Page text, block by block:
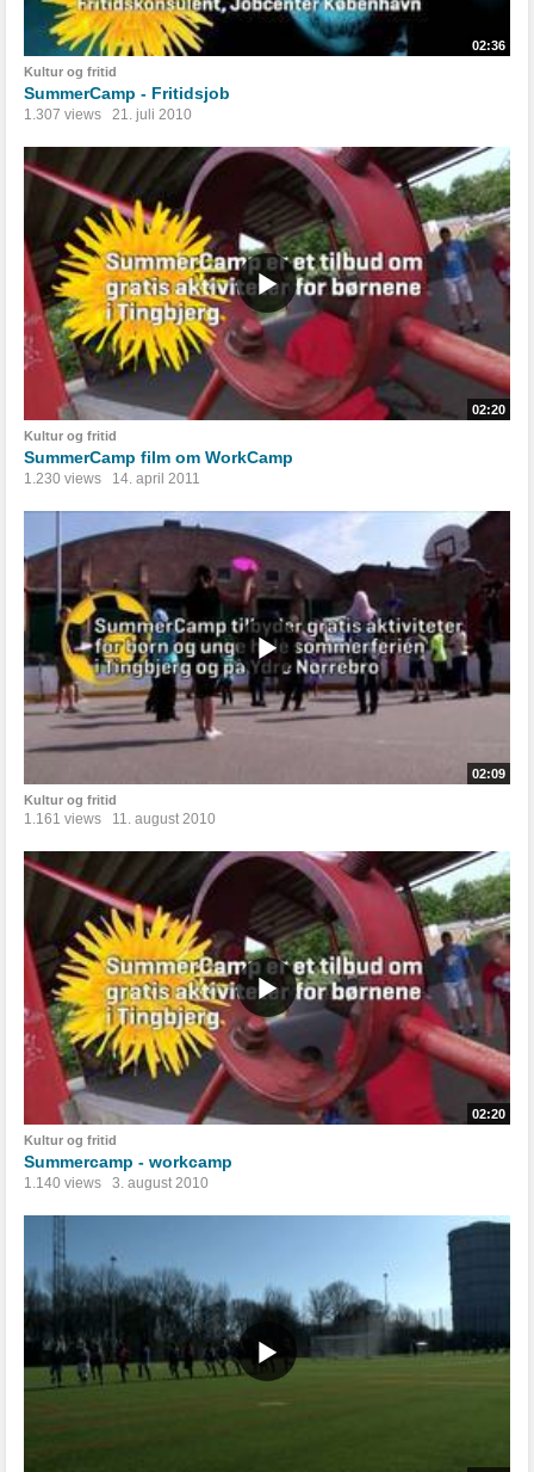
02:36
Kultur og fritid
SummerCamp - Fritidsjob
1.307 views 21. juli 2010
02:20
Kultur og fritid
SummerCamp film om WorkCamp
1.230 views 14. april 2011
02:09
Kultur og fritid
1.161 views 11. august 2010
02:20
Kultur og fritid
Summercamp - workcamp
1.140 views 3. august 2010